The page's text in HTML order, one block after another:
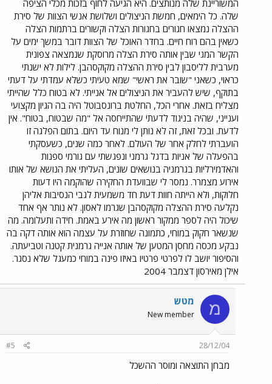
המשוריינת שלה מנותצים. היא הגיעה לחוף בזכות מכלי הציפה
שלה. כל הימאים, חמשת הניצולים ושלושת אנשי הצוות של סירת
ההצלה נמצאו חגורים בחגורות הצלה וקשורים ברתמות הצלה
כשאין בהם רוח חיים. בחדר האוכל של הצוות דובר במשך ימים על
הקשר המגי שבין אותה סירת הצלה מרוסקת שנמצאה צפונית
מערבית לליסבון לבין סירת ההצלה מקוקסהבן. לילות לא ישנתי
כראוי, כשאני "שובר את ראשי" שמא טעיתי כשלא עמדתי על דעתי
בתוקף, שיש להעביר את הניצולים אל אנייתי. לא בטוח כלל שהייתי
מצליח בזאת. אחרי הכל, החלטת ברונסבוטל היה בה הגיון מקצועי
וענייני, שהיה בניגוד לדעתי שהתייחסה אל "מה שבטוח, בטוח". אין
לדעת. ובכל זאת, זה לא נותן לי מנוח עד היום. בתום הפלגה זו
הועברתי לחלק אחר של העולם. לאחר כמה שנים, כשעסקתי
בהפעלה של אניות בדגל גרמני ונפגשתי עם גורמי ספנות
והאדמירליות בגרמניה בנושאים שונים, העליתי את הנושא של אותו
אירוע מצמרר. נמסר לי שבוועדת החקירה שהוקמה היו דעות
חלוקות, ולא הייתה חוות דעת חד משמעית לגבי הנסיבות אליהן
נקלעה סירת ההצלה מקוקסהבן שגרמו לאסון. לא נותר אף אחד
שיכול היה לספר ממקור ראשון מה אירע באמת. חידה ותעלומה. מה
שנשאר חקוק במוחי, כתמונה שחוזרת על עצמה הוא אותה דקה בה
נבקע מכסה מחסן המטען של אותה אנייה גרמנית קטנה וטביעתה.
והסיפור יושב לו לפרטי פרטיו באיזו פינה במוחי כמעגל שלא נסגר.
אילן מאירסון דצמבר 2004
מ מטש
New member
28/12/04
#5
מבחן התוצאה ומוסר ההשכל